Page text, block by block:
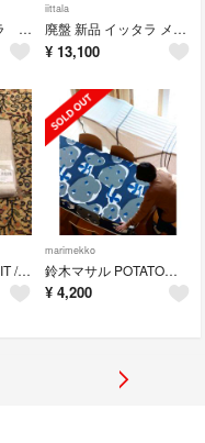
専用出品 イッタラ メノ Lサイズ②
iittala
廃盤 新品 イッタラ メノ Lサイズ①
¥ 13,100
LAPUAN KANKURIT / USVA リネン サマーブランケット
marimekko
鈴木マサル POTATO布 2M scope
¥ 4,200